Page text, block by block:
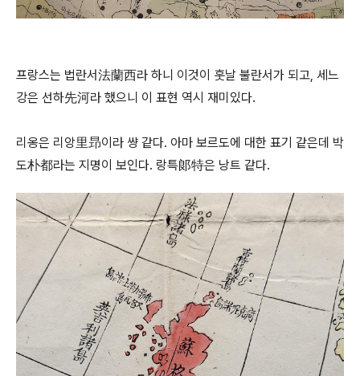
프랑스는 법란서法蘭西라 하니 이것이 훗날 불란서가 되고, 세느
강은 선하先河라 했으니 이 표현 역시 재미있다.
리옹은 리앙里昻이라 썅 같다. 아마 보르도에 대한 표기 같은데 박
도朴都라는 지명이 보인다. 랑특郞特은 낭트 같다.